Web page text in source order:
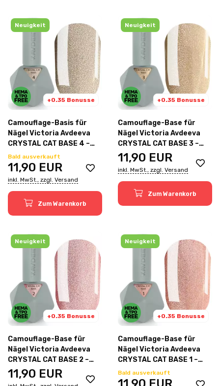
Neuigkeit
+0.35 Bonusse
Camouflage-Basis für
Nägel Victoria Avdeeva
CRYSTAL CAT BASE 4 –
Champagnerfarbton mit
„Cat-Eye“-Effekt, 12 ml
Bald ausverkauft
11,90 EUR
inkl. MwSt., zzgl. Versand
Zum Warenkorb
Neuigkeit
+0.35 Bonusse
Camouflage-Base für
Nägel Victoria Avdeeva
CRYSTAL CAT BASE 3 –
Goldton mit
„Katzenaugen“-Effekt, 12
ml
11,90 EUR
inkl. MwSt., zzgl. Versand
Zum Warenkorb
Neuigkeit
+0.35 Bonusse
Camouflage-Base für
Nägel Victoria Avdeeva
CRYSTAL CAT BASE 2 –
zartes Rosa mit
„Katzenaugen“-Effekt, 12
11,90 EUR
Neuigkeit
+0.35 Bonusse
Camouflage-Base für
Nägel Victoria Avdeeva
CRYSTAL CAT BASE 1 –
Roségold mit
„Katzenaugen“-Effekt, 12
Bald ausverkauft